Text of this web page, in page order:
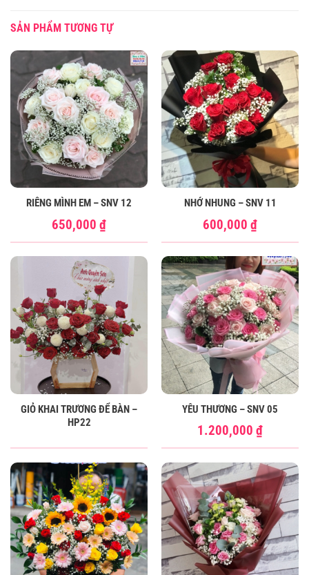
SẢN PHẨM TƯƠNG TỰ
RIÊNG MÌNH EM – SNV 12
650,000 ₫
NHỚ NHUNG – SNV 11
600,000 ₫
GIỎ KHAI TRƯƠNG ĐỂ BÀN –
HP22
YÊU THƯƠNG – SNV 05
1.200,000 ₫